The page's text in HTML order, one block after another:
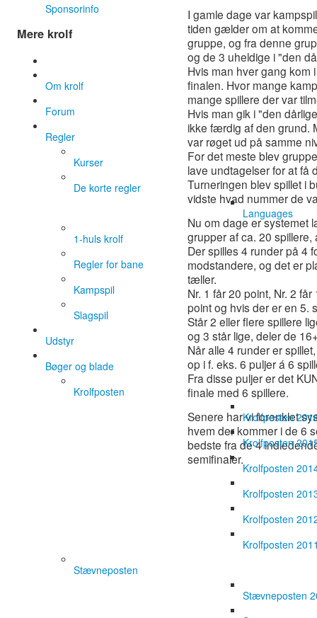
I gamle dage var
tiden gælder om at
gruppe, og fra denne
og de 3 uheldige i "den
Hvis man hver gang kom
finalen. Hvor mange
mange spillere der var
Hvis man gik i "den
ikke færdig af den grund.
var røget ud på samme
For det meste blev
lave undtagelser for at få
Turneringen blev spillet i
vidste hvad nummer de
Nu om dage er systemet
grupper af ca. 20
Der spilles 4 runder på 4
modstandere, og det er
tæller.
Nr. 1 får 20 point, Nr. 2
point og hvis der er en 5.
Står 2 eller flere spillere
og 3 står lige, deler de
Når alle 4 runder er
op i f. eks. 6 puljer á 6
Fra disse puljer er det
finale med 6 spillere.
Senere har vi forenklet
hvem der kommer i de 6
bedste fra de 4
semifinaler.
Sponsorinfo
Mere krolf
Om krolf
Forum
Regler
Kurser
De korte regler
Languages
1-huls krolf
Regler for bane
Kampspil
Slagspil
Udstyr
Bøger og blade
Krolfposten
Krolfposten
Krolfposten
Krolfposten
Krolfposten
Krolfposten
Krolfposten
Stævneposten
Stævneposten